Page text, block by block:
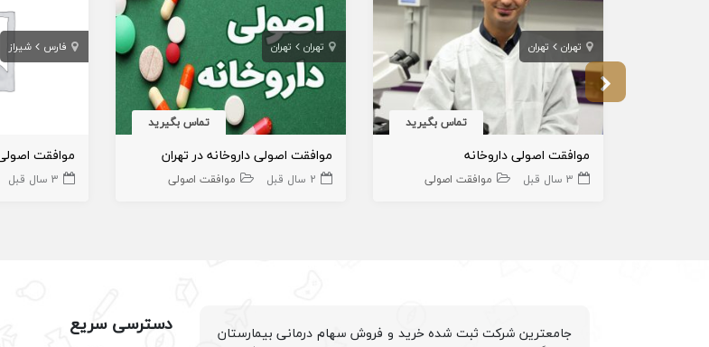
تهران تهران
تماس بگیرید
موافقت اصولی داروخانه
3 سال قبل موافقت اصولی
تهران تهران
تماس بگیرید
موافقت اصولی داروخانه در تهران
2 سال قبل موافقت اصولی
فارس شیراز
موافقت
3 سال قبل
جامعترین شرکت ثبت شده خرید و فروش سهام درمانی بیمارستان
دسترسی سریع